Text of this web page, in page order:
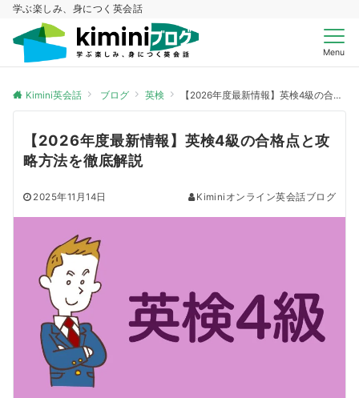
学ぶ楽しみ、身につく英会話
Menu
Kimini英会話 ブログ 英検 【2026年度最新情報】英検4級の合格点と攻略方法を徹底解説
【2026年度最新情報】英検4級の合格点と攻
略方法を徹底解説
2025年11月14日 Kiminiオンライン英会話ブログ